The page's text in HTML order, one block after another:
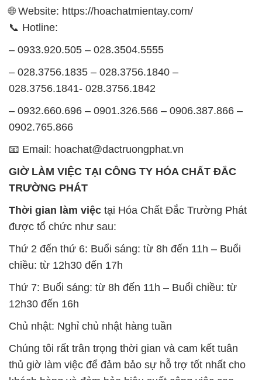
028.3756.1841- 028.3756.1842
0902.765.866
📧 Email: hoachat@dactruongphat.vn
TRƯỜNG PHÁT
được tổ chức như sau:
Thứ 2 đến thứ 6: Buổi sáng: từ 8h đến 11h – Buổi
chiều: từ 12h30 đến 17h
Thứ 7: Buổi sáng: từ 8h đến 11h – Buổi chiều: từ
12h30 đến 16h
Chủ nhật: Nghỉ chủ nhật hàng tuần
thủ giờ làm việc để đảm bảo sự hỗ trợ tốt nhất cho
khách hàng và đảm bảo hiệu suất công việc cao
nhất của nhân viên.
BẢN ĐỒ MAP TẠI CÔNG TY HÓA CHẤT ĐẮC
TRƯỜNG PHÁT